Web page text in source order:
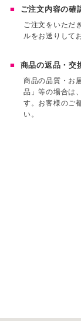
ご注文内容の確
ご注文をいただ
ルをお送りして
商品の返品・交
商品の品質・お
品」等の場合は
す。お客様のご
い。